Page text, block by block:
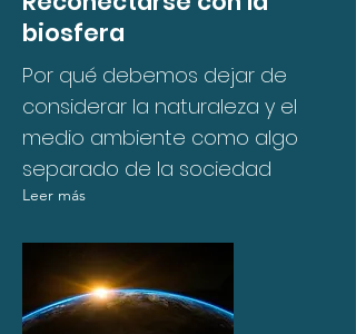
biosfera
Por qué debemos dejar de
considerar la naturaleza y el
medio ambiente como algo
separado de la sociedad
Leer más